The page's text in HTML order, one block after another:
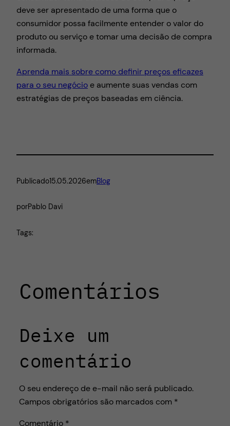
deve ser apresentado de uma forma que o
consumidor possa facilmente entender o valor do
produto ou serviço e tomar uma decisão de compra
informada.
Aprenda mais sobre como definir preços eficazes
para o seu negócio e aumente suas vendas com
estratégias de preços baseadas em ciência.
Publicado15.05.2026emBlog
porPablo Davi
Tags:
Comentários
Deixe um
comentário
O seu endereço de e-mail não será publicado.
Campos obrigatórios são marcados com *
Comentário *